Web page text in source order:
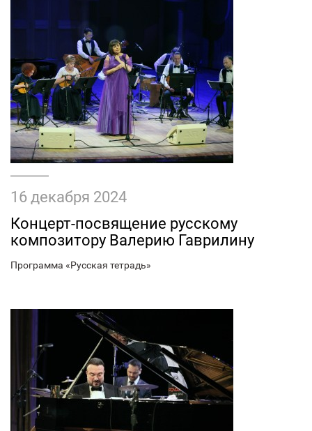
16 декабря 2024
Концерт-посвящение русскому
композитору Валерию Гаврилину
Программа «Русская тетрадь»